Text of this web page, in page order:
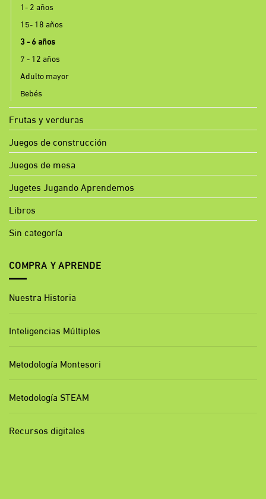
1- 2 años
15- 18 años
3 - 6 años
7 - 12 años
Adulto mayor
Bebés
Frutas y verduras
Juegos de construcción
Juegos de mesa
Jugetes Jugando Aprendemos
Libros
Sin categoría
COMPRA Y APRENDE
Nuestra Historia
Inteligencias Múltiples
Metodología Montesori
Metodología STEAM
Recursos digitales